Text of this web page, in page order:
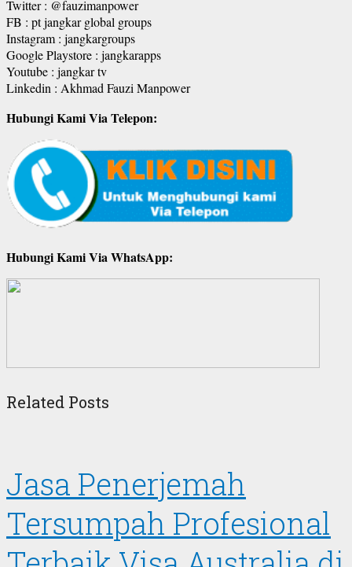
Twitter : @fauzimanpower
FB : pt jangkar global groups
Instagram : jangkargroups
Google Playstore : jangkarapps
Youtube : jangkar tv
Linkedin : Akhmad Fauzi Manpower
Hubungi Kami Via Telepon:
Hubungi Kami Via WhatsApp:
Related Posts
Jasa Penerjemah
Tersumpah Profesional